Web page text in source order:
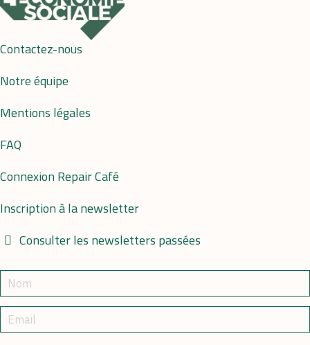
Contactez-nous
Notre équipe
Mentions légales
FAQ
Connexion Repair Café
Inscription à la newsletter
Consulter les newsletters passées